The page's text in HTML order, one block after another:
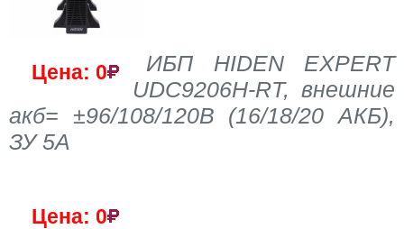
Цена: 0
ИБП HIDEN EXPERT
UDC9206H-RT, внешние
акб= ±96/108/120В (16/18/20 АКБ),
ЗУ 5А
Цена: 0